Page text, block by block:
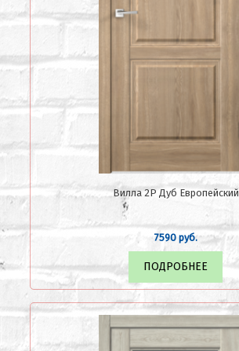
Вилла 2Р Дуб Европейский
7590 руб.
ПОДРОБНЕЕ